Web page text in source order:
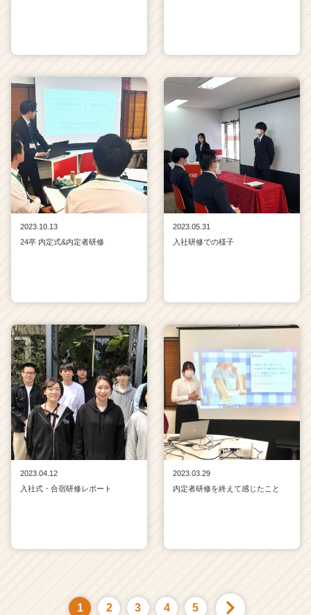
2023.10.13
24卒 内定式&内定者研修
2023.05.31
入社研修での様子
2023.04.12
入社式・合宿研修レポート
2023.03.29
内定者研修を終えて感じたこと
1 2 3 4 5